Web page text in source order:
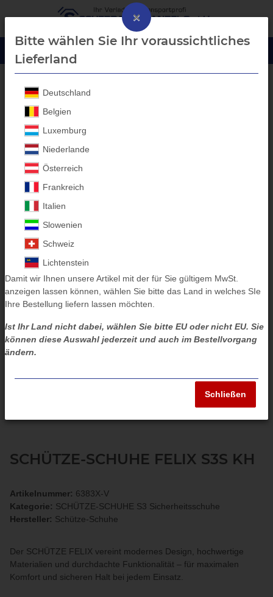
SCHÜTZE-SCHUHE S3 Sicherheitsschuhe
SCHÜTZE-SCHUHE FELIX S3S KH
Artikelnummer: 6383X-V
Kategorie: SCHÜTZE-SCHUHE S3 Sicherheitsschuhe
Hersteller: Schütze-Schuhe
Der SCHÜTZE FELIX vereint modernes Design, hochwertige
Materialien und durchdachte Funktionalität – für maximalen
Komfort und sicheren Halt bei jedem Einsatz.
×
Bitte wählen Sie Ihr voraussichtliches
Lieferland
Deutschland
Belgien
Luxemburg
Niederlande
Österreich
Frankreich
Italien
Slowenien
Schweiz
Lichtenstein
Damit wir Ihnen unsere Artikel mit der für Sie gültigem MwSt.
anzeigen lassen können, wählen Sie bitte das Land in welches SIe
Ihre Bestellung liefern lassen möchten.
Ist Ihr Land nicht dabei, wählen Sie bitte EU oder nicht EU. Sie
können diese Auswahl jederzeit und auch im Bestellvorgang
ändern.
Schließen